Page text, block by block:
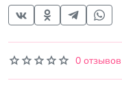
0 отзывов